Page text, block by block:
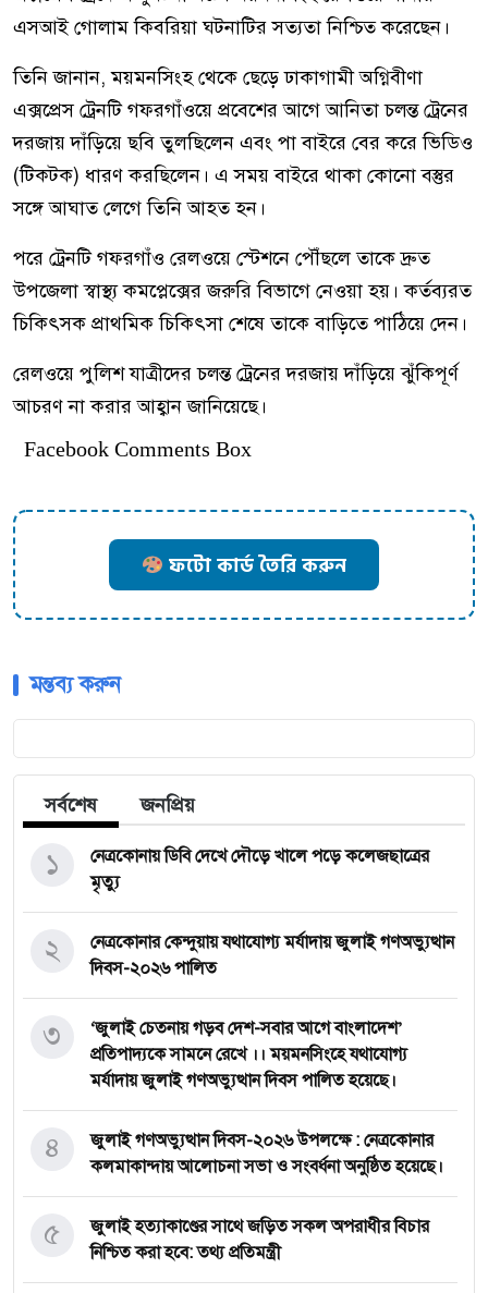
এসআই গোলাম কিবরিয়া ঘটনাটির সত্যতা নিশ্চিত করেছেন।
তিনি জানান, ময়মনসিংহ থেকে ছেড়ে ঢাকাগামী অগ্নিবীণা
এক্সপ্রেস ট্রেনটি গফরগাঁওয়ে প্রবেশের আগে আনিতা চলন্ত ট্রেনের
দরজায় দাঁড়িয়ে ছবি তুলছিলেন এবং পা বাইরে বের করে ভিডিও
(টিকটক) ধারণ করছিলেন। এ সময় বাইরে থাকা কোনো বস্তুর
সঙ্গে আঘাত লেগে তিনি আহত হন।
পরে ট্রেনটি গফরগাঁও রেলওয়ে স্টেশনে পৌঁছলে তাকে দ্রুত
উপজেলা স্বাস্থ্য কমপ্লেক্সের জরুরি বিভাগে নেওয়া হয়। কর্তব্যরত
চিকিৎসক প্রাথমিক চিকিৎসা শেষে তাকে বাড়িতে পাঠিয়ে দেন।
রেলওয়ে পুলিশ যাত্রীদের চলন্ত ট্রেনের দরজায় দাঁড়িয়ে ঝুঁকিপূর্ণ
আচরণ না করার আহ্বান জানিয়েছে।
Facebook Comments Box
ফটো কার্ড তৈরি করুন
মন্তব্য করুন
সর্বশেষ জনপ্রিয়
নেত্রকোনায় ডিবি দেখে দৌড়ে খালে পড়ে কলেজছাত্রের
মৃত্যু
১
নেত্রকোনার কেন্দুয়ায় যথাযোগ্য মর্যাদায় জুলাই গণঅভ্যুত্থান
দিবস-২০২৬ পালিত
২
‘জুলাই চেতনায় গড়ব দেশ-সবার আগে বাংলাদেশ’
প্রতিপাদ্যকে সামনে রেখে ।। ময়মনসিংহে যথাযোগ্য
মর্যাদায় জুলাই গণঅভ্যুত্থান দিবস পালিত হয়েছে।
৩
জুলাই গণঅভ্যুত্থান দিবস-২০২৬ উপলক্ষে : নেত্রকোনার
কলমাকান্দায় আলোচনা সভা ও সংবর্ধনা অনুষ্ঠিত হয়েছে।
৪
জুলাই হত্যাকাণ্ডের সাথে জড়িত সকল অপরাধীর বিচার
নিশ্চিত করা হবে: তথ্য প্রতিমন্ত্রী
৫